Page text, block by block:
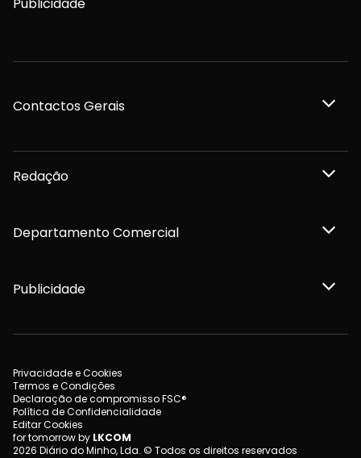
Contactos Gerais
Redação
Departamento Comercial
Publicidade
Privacidade e Cookies
Termos e Condições
Declaração de compromisso FSC®
Política de Confidencialidade
Editar Cookies
for tomorrow by LKCOM
2026 Diário do Minho, Lda. © Todos os direitos reservados